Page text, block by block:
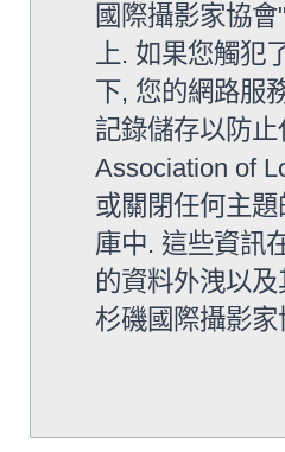
國際攝影家協
上. 如果您觸犯
下, 您的網路服
記錄儲存以防
Association of
或關閉任何主
庫中. 這些資訊
的資料外洩以
杉磯國際攝影